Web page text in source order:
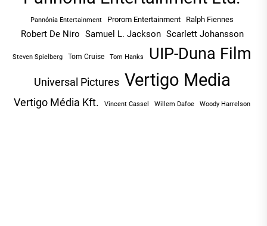
Pannónia Entertainment Prorom Entertainment Ralph Fiennes
Robert De Niro Samuel L. Jackson Scarlett Johansson
Steven Spielberg Tom Cruise Tom Hanks UIP-Duna Film
Universal Pictures Vertigo Media
Vertigo Média Kft. Vincent Cassel Willem Dafoe Woody Harrelson